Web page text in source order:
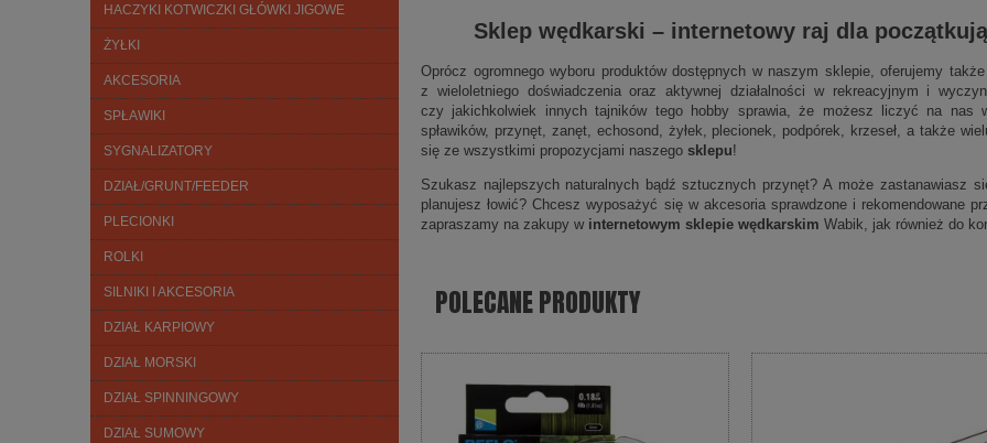
HACZYKI KOTWICZKI GŁÓWKI JIGOWE
ŻYŁKI
AKCESORIA
SPŁAWIKI
SYGNALIZATORY
DZIAŁ/GRUNT/FEEDER
PLECIONKI
ROLKI
SILNIKI I AKCESORIA
DZIAŁ KARPIOWY
DZIAŁ MORSKI
DZIAŁ SPINNINGOWY
DZIAŁ SUMOWY
Sklep wędkarski – internetowyraj dla
Oprócz ogromnego wyboru produktów dostępnych w naszym sklepie, oferujemy
z wieloletniego doświadczenia oraz aktywnej działalności w rekreacyjnym i
czy jakichkolwiek innych tajników tego hobby sprawia, że możesz liczyć na nas
spławików, przynęt, zanęt, echosond, żyłek, plecionek, podpórek, krzeseł, a także
się ze wszystkimi propozycjami naszego sklepu!
Szukasz najlepszych naturalnych bądź sztucznych przynęt? A może zastanawiasz
planujesz łowić? Chcesz wyposażyć się w akcesoria sprawdzone i rekomendowane
zapraszamy na zakupy w internetowym sklepie wędkarskim Wabik, jak również do
POLECANE PRODUKTY